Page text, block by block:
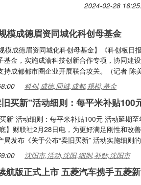
2024-02-28
模成德眉资同城化科创母基金
模成德眉资同城化科创母基金】《科创板
基金，实施成渝科技创新合作专项，协同建
持成都都市圈企业开展联合攻关。（记者 陈
科创,成德,同城,成都,规模,基金
买新”活动细则：每平米补贴100
新”活动细则：每平米补贴100元 活动延期
】财联社2月28日电，为更好满足刚性和改
发布《关于公布“卖旧买新” 活动实施细则的
沈阳市,活动,沈阳,细则,补贴,沈阳市
航版正式上市 五菱汽车携手五菱